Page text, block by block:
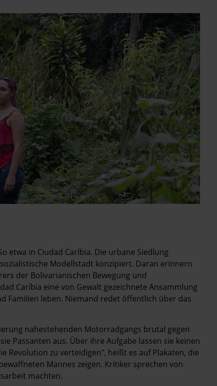
etwa in Ciudad Caríbia. Die urbane Siedlung
Modellstadt konzipiert. Daran erinnern
der Bolivarianischen Bewegung und
Caríbia eine von Gewalt gezeichnete Ansammlung
Familien leben. Niemand redet öffentlich über das
nahestehenden Motorradgangs brutal gegen
Passanten aus. Über ihre Aufgabe lassen sie keinen
Revolution zu verteidigen", heißt es auf Plakaten, die
Mannes zeigen. Kritiker sprechen von
machten.